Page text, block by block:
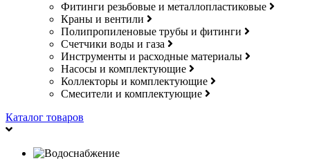
Фитинги резьбовые и металлопластиковые
Краны и вентили
Полипропиленовые трубы и фитинги
Счетчики воды и газа
Инструменты и расходные материалы
Насосы и комплектующие
Коллекторы и комплектующие
Смесители и комплектующие
Каталог товаров